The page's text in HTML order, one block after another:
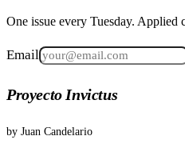
One issue every Tuesday. Applied
Email
Proyecto Invictus
by Juan Candelario